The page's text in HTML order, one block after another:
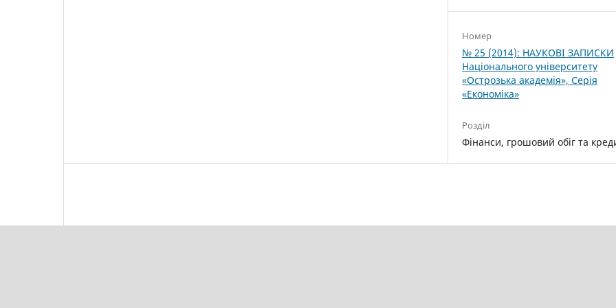
Номер
№ 25 (2014): НАУКОВІ ЗАПИСКИ
Національного університету
«Острозька акаде­мія», Серія
«Економіка»
Розділ
Фінанси, грошовий обіг та